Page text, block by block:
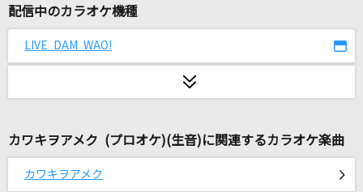
AKB48
アポトーシス
おっちゃま
群青讃歌
配信中のカラオケ機種
LIVE DAM WAO!
カワキヲアメク (プロオケ)(生音)に関連するカラオケ楽曲
カワキヲアメク